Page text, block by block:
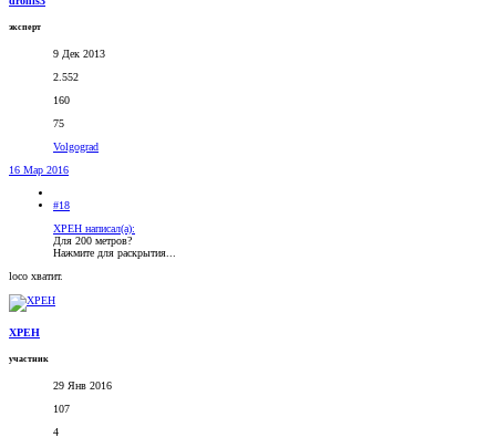
эксперт
9 Дек 2013
2.552
160
75
Volgograd
16 Мар 2016
#18
XPEH написал(а):
Для 200 метров?
Нажмите для раскрытия...
loco хватит.
XPEH
участник
29 Янв 2016
107
4